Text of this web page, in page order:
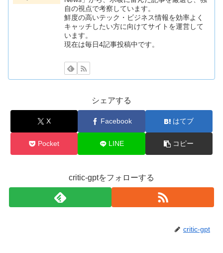
自の視点で考察しています。
鮮度の高いテック・ビジネス情報を効率よく
キャッチしたい方に向けてサイトを運営して
います。
現在は毎日4記事投稿中です。
シェアする
X Facebook はてブ
Pocket LINE コピー
critic-gptをフォローする
critic-gpt